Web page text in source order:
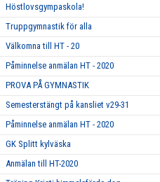
Höstlovsgympaskola!
Truppgymnastik för alla
Välkomna till HT - 20
Påminnelse anmälan HT - 2020
PROVA PÅ GYMNASTIK
Semesterstängt på kansliet v29-31
Påminnelse anmälan HT - 2020
GK Splitt kylväska
Anmälan till HT-2020